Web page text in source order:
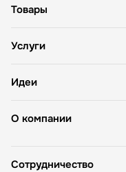
О компании
Товары
Услуги
Идеи
Сотрудничество